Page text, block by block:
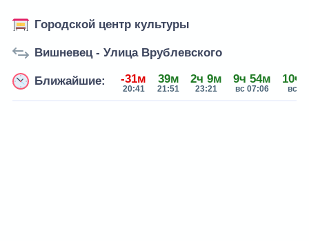
Городской центр культуры
Вишневец - Улица Врублевского
Ближайшие: -31м
20:41
39м
21:51
2ч 9м
23:21
9ч 54м
вс 07:06
10ч
вс